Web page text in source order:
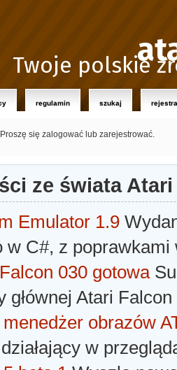
Twoje polskie
regulamin szukaj
Proszę się zalogować lub zarejestrować.
ze świata Atari
Emulator 1.9
w C#, z poprawkami
030 gotowa
głównej Atari
obrazów
w